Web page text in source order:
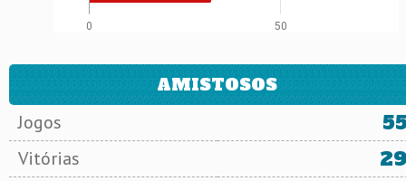
0 50
AMISTOSOS
Jogos
Vitórias